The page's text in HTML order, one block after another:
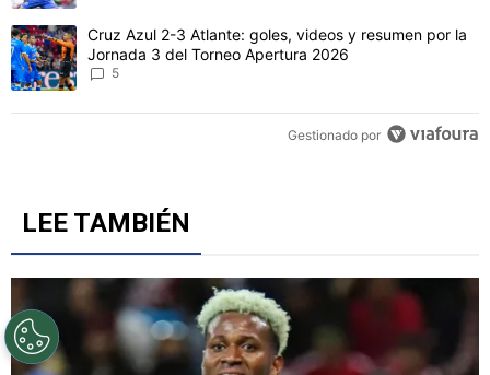
Un artículo de tendencia con el título "Cruz Azul 2-3 Atlante:
Cruz Azul 2-3 Atlante: goles, videos y resumen por la
Jornada 3 del Torneo Apertura 2026
5
Gestionado por
LEE TAMBIÉN